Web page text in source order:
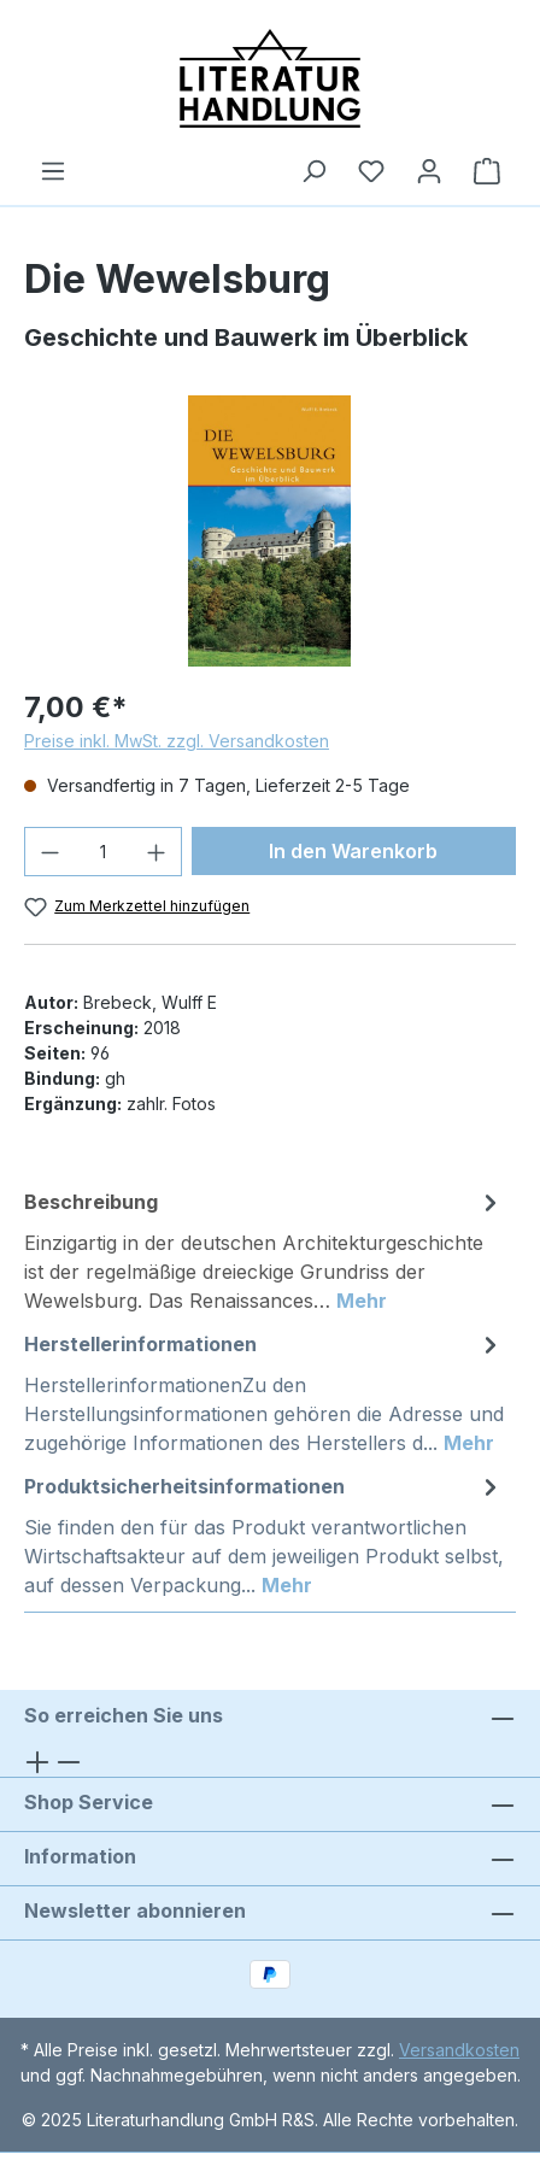
Die Wewelsburg
Geschichte und Bauwerk im Überblick
7,00 €*
Preise inkl. MwSt. zzgl. Versandkosten
Versandfertig in 7 Tagen, Lieferzeit 2-5 Tage
Produkt Anzahl: Gib denIn den Warenkorb
Zum Merkzettel hinzufügen
Autor: Brebeck, Wulff E
Erscheinung: 2018
Seiten: 96
Bindung: gh
Ergänzung: zahlr. Fotos
Beschreibung
Einzigartig in der deutschen Architekturgeschichte
ist der regelmäßige dreieckige Grundriss der
Wewelsburg. Das Renaissances… Mehr
Herstellerinformationen
HerstellerinformationenZu den
Herstellungsinformationen gehören die Adresse und
zugehörige Informationen des Herstellers d... Mehr
Produktsicherheitsinformationen
Sie finden den für das Produkt verantwortlichen
Wirtschaftsakteur auf dem jeweiligen Produkt selbst,
auf dessen Verpackung... Mehr
So erreichen Sie uns
Shop Service
Information
Newsletter abonnieren
* Alle Preise inkl. gesetzl. Mehrwertsteuer zzgl. Versandkosten
und ggf. Nachnahmegebühren, wenn nicht anders angegeben.
© 2025 Literaturhandlung GmbH R&S. Alle Rechte vorbehalten.